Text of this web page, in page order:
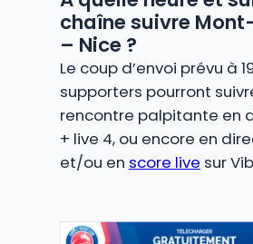
chaîne suivre
– Nice ?
Le coup d’envoi prévu à
supporters pourront
rencontre palpitante en
+ live 4, ou encore en
et/ou en score live sur